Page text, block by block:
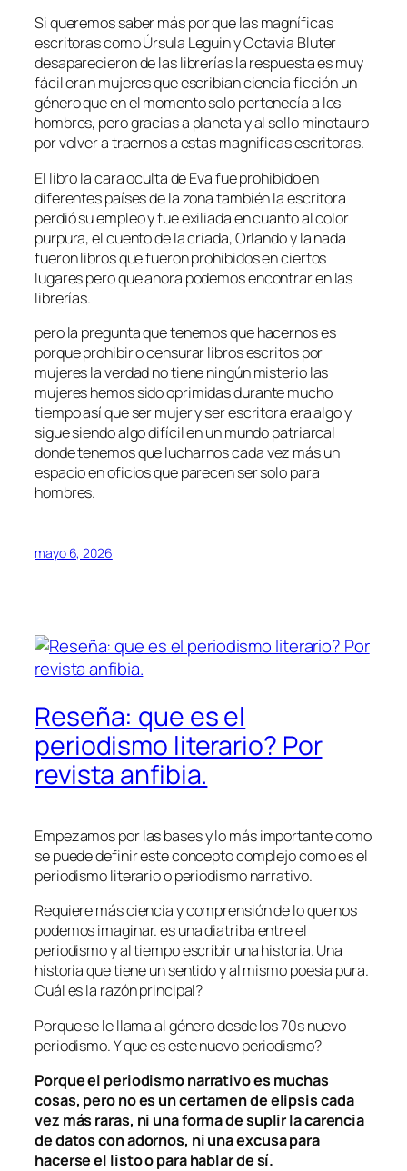
Si queremos saber más por que las magníficas
escritoras como Úrsula Leguin y Octavia Bluter
desaparecieron de las librerías la respuesta es muy
fácil eran mujeres que escribían ciencia ficción un
género que en el momento solo pertenecía a los
hombres, pero gracias a planeta y al sello minotauro
por volver a traernos a estas magnificas escritoras.
El libro la cara oculta de Eva fue prohibido en
diferentes países de la zona también la escritora
perdió su empleo y fue exiliada en cuanto al color
purpura, el cuento de la criada, Orlando y la nada
fueron libros que fueron prohibidos en ciertos
lugares pero que ahora podemos encontrar en las
librerías.
pero la pregunta que tenemos que hacernos es
porque prohibir o censurar libros escritos por
mujeres la verdad no tiene ningún misterio las
mujeres hemos sido oprimidas durante mucho
tiempo así que ser mujer y ser escritora era algo y
sigue siendo algo difícil en un mundo patriarcal
donde tenemos que lucharnos cada vez más un
espacio en oficios que parecen ser solo para
hombres.
mayo 6, 2026
Reseña: que es el
periodismo literario? Por
revista anfibia.
Empezamos por las bases y lo más importante como
se puede definir este concepto complejo como es el
periodismo literario o periodismo narrativo.
Requiere más ciencia y comprensión de lo que nos
podemos imaginar. es una diatriba entre el
periodismo y al tiempo escribir una historia. Una
historia que tiene un sentido y al mismo poesía pura.
Cuál es la razón principal?
Porque se le llama al género desde los 70s nuevo
periodismo. Y que es este nuevo periodismo?
Porque el periodismo narrativo es muchas
cosas, pero no es un certamen de elipsis cada
vez más raras, ni una forma de suplir la carencia
de datos con adornos, ni una excusa para
hacerse el listo o para hablar de sí.